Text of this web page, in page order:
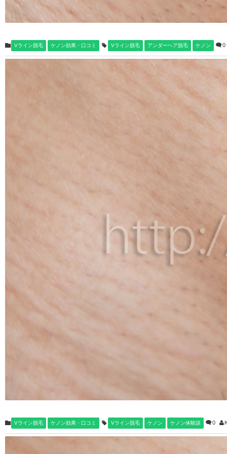
Vライン脱毛 ケノン効果・口コミ Vライン脱毛 アンダーヘア脱毛 ケノン 0
Vライン脱毛 ケノン効果・口コミ Vライン脱毛 ケノン ケノン体験談 0